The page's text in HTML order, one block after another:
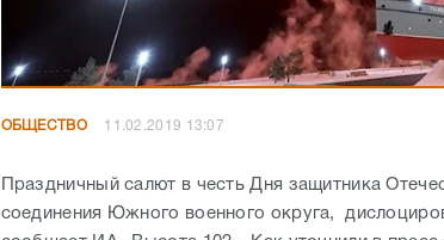
ОБЩЕСТВО 11.02.2019 13:07
Праздничный салют в честь Дня защитника
соединения Южного военного округа,